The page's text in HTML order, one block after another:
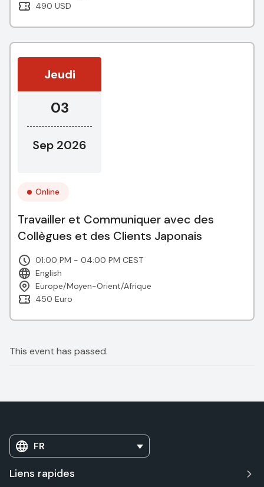
490 USD
Jeudi
03
Sep 2026
Online
Travailler et Communiquer avec des
Collègues et des Clients Japonais
01:00 PM - 04:00 PM CEST
English
Europe/Moyen-Orient/Afrique
450 Euro
This event has passed.
FR
Liens rapides